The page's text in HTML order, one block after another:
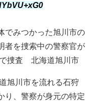
でみつかった旭川市の
者を捜索中の警察官が
捜査 北海道旭川市
旭川市を流れる石狩
り、警察が身元の特定